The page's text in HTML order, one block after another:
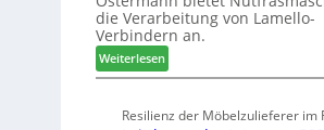
r
u
m
-
S
o
t
e
i
c
h
u
die Verarbeitung von Lamello-
Verbindern an.
Weiterlesen:
L
m
Resilienz der Möbelzulieferer im